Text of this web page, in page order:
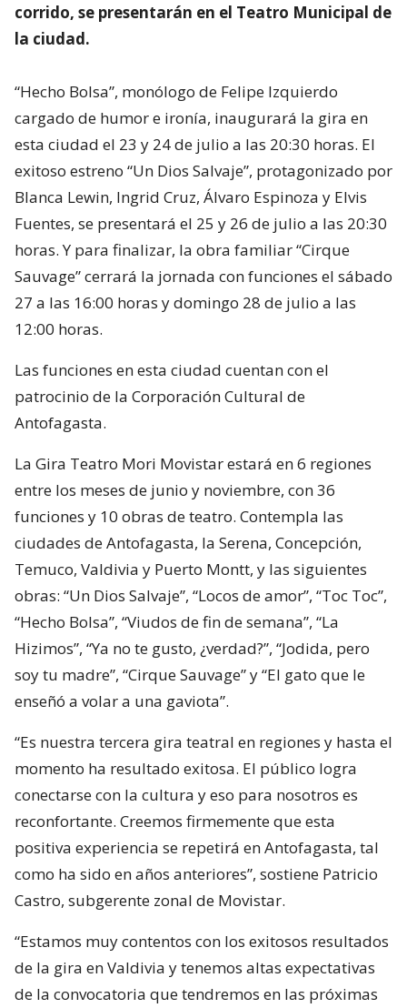
corrido, se presentarán en el Teatro Municipal de
la ciudad.
“Hecho Bolsa”, monólogo de Felipe Izquierdo
cargado de humor e ironía, inaugurará la gira en
esta ciudad el 23 y 24 de julio a las 20:30 horas. El
exitoso estreno “Un Dios Salvaje”, protagonizado por
Blanca Lewin, Ingrid Cruz, Álvaro Espinoza y Elvis
Fuentes, se presentará el 25 y 26 de julio a las 20:30
horas. Y para finalizar, la obra familiar “Cirque
Sauvage” cerrará la jornada con funciones el sábado
27 a las 16:00 horas y domingo 28 de julio a las
12:00 horas.
Las funciones en esta ciudad cuentan con el
patrocinio de la Corporación Cultural de
Antofagasta.
La Gira Teatro Mori Movistar estará en 6 regiones
entre los meses de junio y noviembre, con 36
funciones y 10 obras de teatro. Contempla las
ciudades de Antofagasta, la Serena, Concepción,
Temuco, Valdivia y Puerto Montt, y las siguientes
obras: “Un Dios Salvaje”, “Locos de amor”, “Toc Toc”,
“Hecho Bolsa”, “Viudos de fin de semana”, “La
Hizimos”, “Ya no te gusto, ¿verdad?”, “Jodida, pero
soy tu madre”, “Cirque Sauvage” y “El gato que le
enseñó a volar a una gaviota”.
“Es nuestra tercera gira teatral en regiones y hasta el
momento ha resultado exitosa. El público logra
conectarse con la cultura y eso para nosotros es
reconfortante. Creemos firmemente que esta
positiva experiencia se repetirá en Antofagasta, tal
como ha sido en años anteriores”, sostiene Patricio
Castro, subgerente zonal de Movistar.
“Estamos muy contentos con los exitosos resultados
de la gira en Valdivia y tenemos altas expectativas
de la convocatoria que tendremos en las próximas